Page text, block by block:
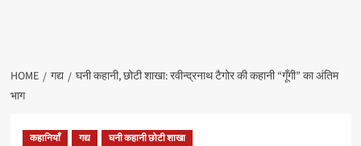
HOME गद्य
घनी कहानी, छोटी शाखा: रवीन्द्रनाथ टैगोर की कहानी “गूँगी” का अंतिम
भाग
कहानियाँ गद्य घनी कहानी छोटी शाखा